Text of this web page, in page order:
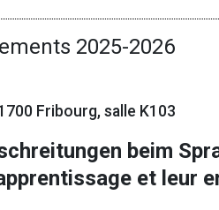
2025-2026
Fribourg, salle K103
beim
et leur